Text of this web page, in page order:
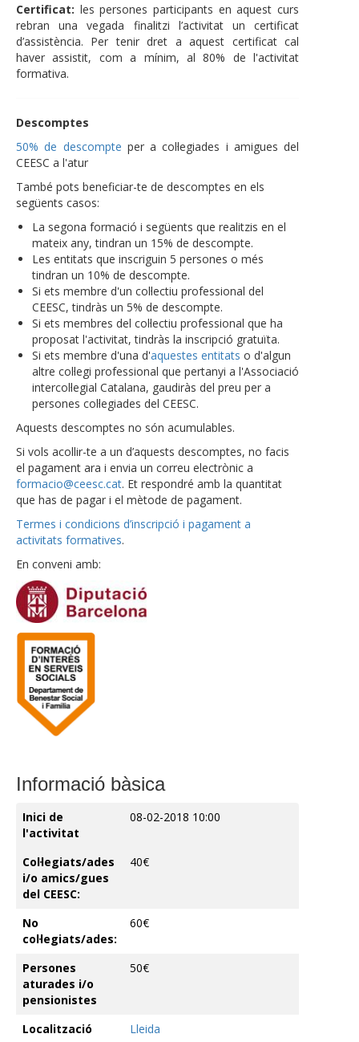
Certificat: les persones participants en aquest curs
rebran una vegada finalitzi l’activitat un certificat
d’assistència. Per tenir dret a aquest certificat cal
haver assistit, com a mínim, al 80% de l'activitat
formativa.
Descomptes
50% de descompte per a col·legiades i amigues del
CEESC a l'atur
També pots beneficiar-te de descomptes en els
següents casos:
La segona formació i següents que realitzis en el
mateix any, tindran un 15% de descompte.
Les entitats que inscriguin 5 persones o més
tindran un 10% de descompte.
Si ets membre d'un col·lectiu professional del
CEESC, tindràs un 5% de descompte.
Si ets membres del col·lectiu professional que ha
proposat l'activitat, tindràs la inscripció gratuïta.
Si ets membre d'una d'aquestes entitats o d'algun
altre col·legi professional que pertanyi a l'Associació
intercol·legial Catalana, gaudiràs del preu per a
persones col·legiades del CEESC.
Aquests descomptes no són acumulables.
Si vols acollir-te a un d’aquests descomptes, no facis
el pagament ara i envia un correu electrònic a
formacio@ceesc.cat. Et respondré amb la quantitat
que has de pagar i el mètode de pagament.
Termes i condicions d’inscripció i pagament a
activitats formatives.
En conveni amb:
Informació bàsica
Inici de
l'activitat
08-02-2018 10:00
Col·legiats/ades
i/o amics/gues
del CEESC:
40€
No
col·legiats/ades:
60€
Persones
aturades i/o
pensionistes
50€
Localització Lleida